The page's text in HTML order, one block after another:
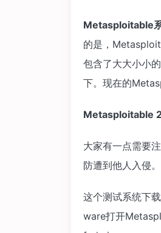
Metasploitable
的是，
包含了大大小小
下。现在的
Metasploitable
大家有一点需要
防遭到他人入侵。
这个测试系统下
ware打开